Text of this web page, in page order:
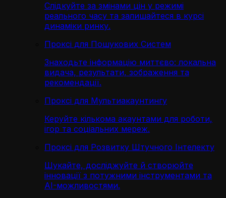
Слідкуйте за змінами цін у режимі
реального часу та залишайтеся в курсі
динаміки ринку.
Проксі для Пошукових Систем
Знаходьте інформацію миттєво: локальна
видача, результати, зображення та
рекомендації.
Проксі для Мультиакаунтингу
Керуйте кількома акаунтами для роботи,
ігор та соціальних мереж.
Проксі для Розвитку Штучного Інтелекту
Шукайте, досліджуйте й створюйте
інновації з потужними інструментами та
AI-можливостями.